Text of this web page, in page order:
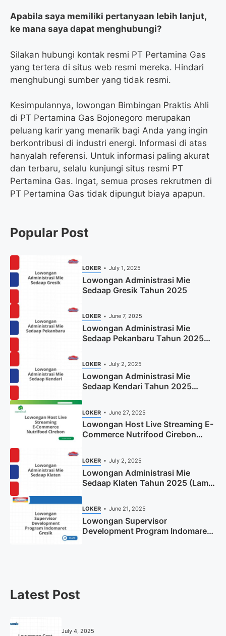
Apabila saya memiliki pertanyaan lebih lanjut,
ke mana saya dapat menghubungi?
Silakan hubungi kontak resmi PT Pertamina Gas
yang tertera di situs web resmi mereka. Hindari
menghubungi sumber yang tidak resmi.
Kesimpulannya, lowongan Bimbingan Praktis Ahli
di PT Pertamina Gas Bojonegoro merupakan
peluang karir yang menarik bagi Anda yang ingin
berkontribusi di industri energi. Informasi di atas
hanyalah referensi. Untuk informasi paling akurat
dan terbaru, selalu kunjungi situs resmi PT
Pertamina Gas. Ingat, semua proses rekrutmen di
PT Pertamina Gas tidak dipungut biaya apapun.
Popular Post
LOKER July 1, 2025
Lowongan Administrasi Mie
Sedaap Gresik Tahun 2025
LOKER June 7, 2025
Lowongan Administrasi Mie
Sedaap Pekanbaru Tahun 2025
LOKER July 2, 2025
Lowongan Administrasi Mie
Sedaap Kendari Tahun 2025
LOKER June 27, 2025
Lowongan Host Live Streaming E-
Commerce Nutrifood Cirebon
LOKER July 2, 2025
Lowongan Administrasi Mie
Sedaap Klaten Tahun 2025 (Lamar
LOKER June 21, 2025
Lowongan Supervisor
Development Program Indomaret
Latest Post
July 4, 2025